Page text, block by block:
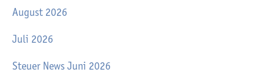
August 2026
Juli 2026
Steuer News Juni 2026